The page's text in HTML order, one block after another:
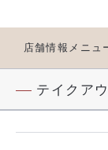
店舗情報 メニュ
テイクアウ